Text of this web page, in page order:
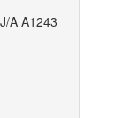
A A1243